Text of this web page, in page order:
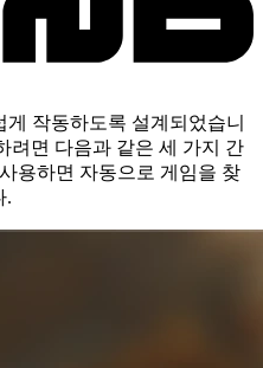
작동하도록 설계되었습니
려면 다음과 같은 세 가지 간
용하면 자동으로 게임을 찾
.